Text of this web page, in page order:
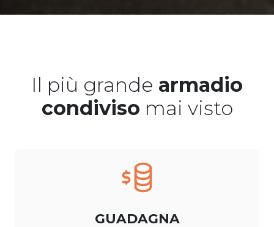
Il più grande armadio
condiviso mai visto
GUADAGNA